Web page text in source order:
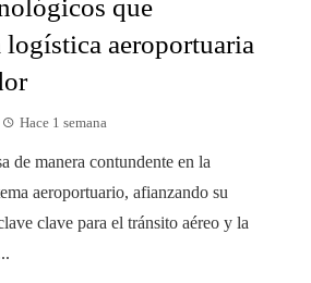
que
aeroportuaria
Hace 1 semana
de manera contundente en la
aeroportuario, afianzando su
clave para el tránsito aéreo y la